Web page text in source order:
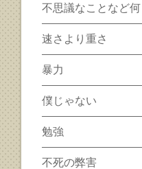
不思議なことなど
速さより重さ
暴力
僕じゃない
勉強
不死の弊害